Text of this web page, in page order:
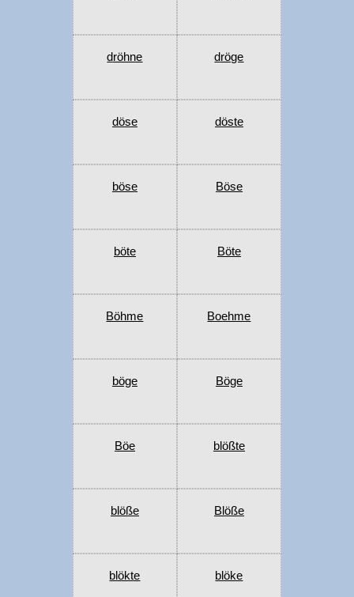
dröhne dröge
döse döste
böse Böse
böte Böte
Böhme Boehme
böge Böge
Böe blößte
blöße Blöße
blökte blöke